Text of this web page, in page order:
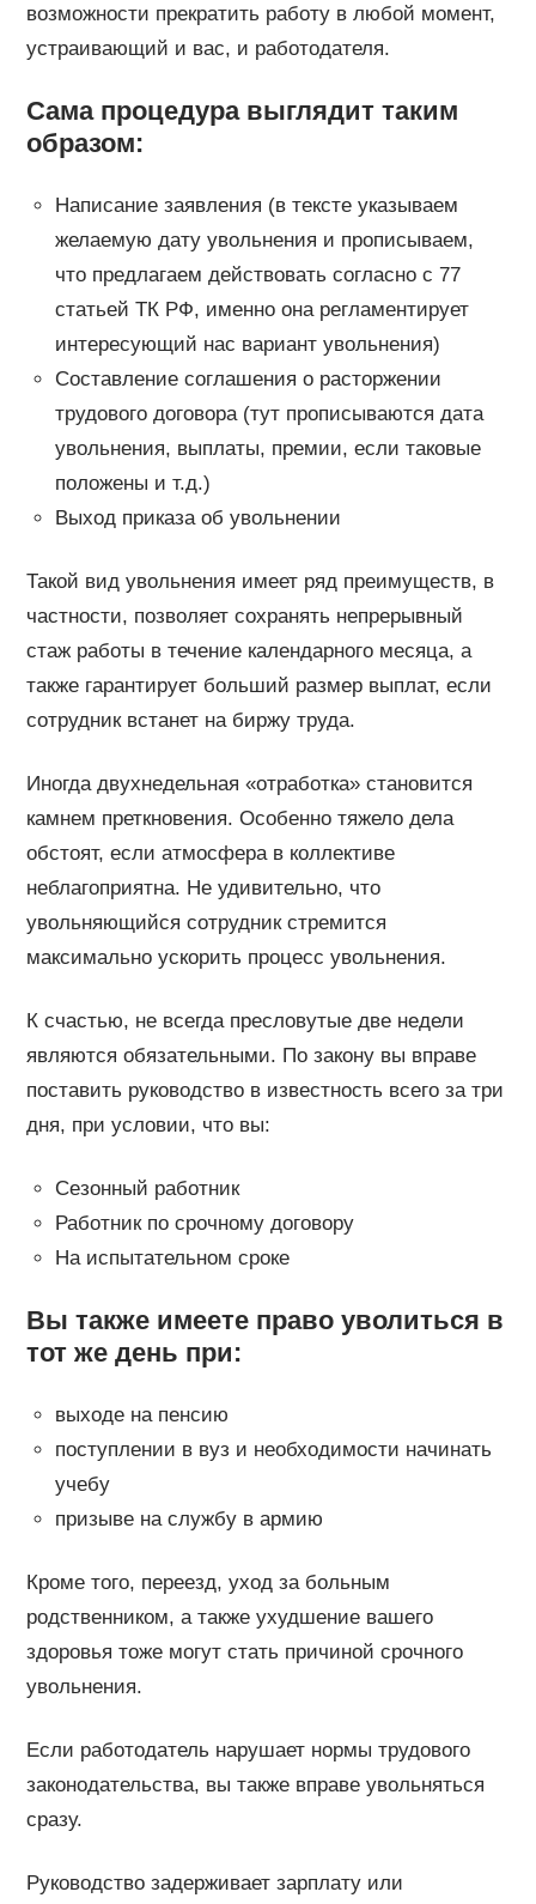
возможности прекратить работу в любой момент,
устраивающий и вас, и работодателя.
Сама процедура выглядит таким
образом:
Написание заявления (в тексте указываем
желаемую дату увольнения и прописываем,
что предлагаем действовать согласно с 77
статьей ТК РФ, именно она регламентирует
интересующий нас вариант увольнения)
Составление соглашения о расторжении
трудового договора (тут прописываются дата
увольнения, выплаты, премии, если таковые
положены и т.д.)
Выход приказа об увольнении
Такой вид увольнения имеет ряд преимуществ, в
частности, позволяет сохранять непрерывный
стаж работы в течение календарного месяца, а
также гарантирует больший размер выплат, если
сотрудник встанет на биржу труда.
Иногда двухнедельная «отработка» становится
камнем преткновения. Особенно тяжело дела
обстоят, если атмосфера в коллективе
неблагоприятна. Не удивительно, что
увольняющийся сотрудник стремится
максимально ускорить процесс увольнения.
К счастью, не всегда пресловутые две недели
являются обязательными. По закону вы вправе
поставить руководство в известность всего за три
дня, при условии, что вы:
Сезонный работник
Работник по срочному договору
На испытательном сроке
Вы также имеете право уволиться в
тот же день при:
выходе на пенсию
поступлении в вуз и необходимости начинать
учебу
призыве на службу в армию
Кроме того, переезд, уход за больным
родственником, а также ухудшение вашего
здоровья тоже могут стать причиной срочного
увольнения.
Если работодатель нарушает нормы трудового
законодательства, вы также вправе увольняться
сразу.
Руководство задерживает зарплату или